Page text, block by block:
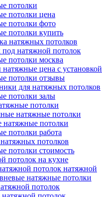
потолки
потолки цена
потолки фото
потолки купить
натяжных потолков
под натяжной потолок
потолки москва
натяжные цена с установкой
потолки отзывы
для натяжных потолков
потолки залы
потолки
натяжные потолки
натяжные потолки
потолки работа
потолков
потолки стоимость
потолок на кухне
потолок натяжной
натяжные потолки
потолок